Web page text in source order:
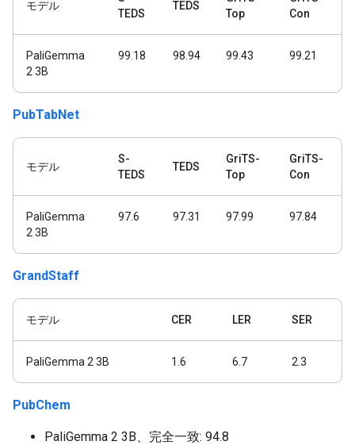
モデル
TEDS
TEDS
Top
Con
PaliGemma
2 3B
99.18 98.94 99.43 99.21
PubTabNet
モデル
S-
TEDS
TEDS
GriTS-
Top
GriTS-
Con
PaliGemma
2 3B
97.6 97.31 97.99 97.84
GrandStaff
モデル CER LER SER
PaliGemma 2 3B 1.6 6.7 2.3
PubChem
PaliGemma 2 3B、完全一致: 94.8